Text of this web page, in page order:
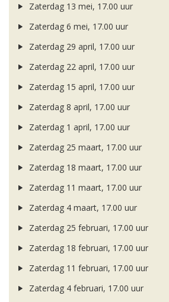
Zaterdag 13 mei, 17.00 uur
Zaterdag 6 mei, 17.00 uur
Zaterdag 29 april, 17.00 uur
Zaterdag 22 april, 17.00 uur
Zaterdag 15 april, 17.00 uur
Zaterdag 8 april, 17.00 uur
Zaterdag 1 april, 17.00 uur
Zaterdag 25 maart, 17.00 uur
Zaterdag 18 maart, 17.00 uur
Zaterdag 11 maart, 17.00 uur
Zaterdag 4 maart, 17.00 uur
Zaterdag 25 februari, 17.00 uur
Zaterdag 18 februari, 17.00 uur
Zaterdag 11 februari, 17.00 uur
Zaterdag 4 februari, 17.00 uur